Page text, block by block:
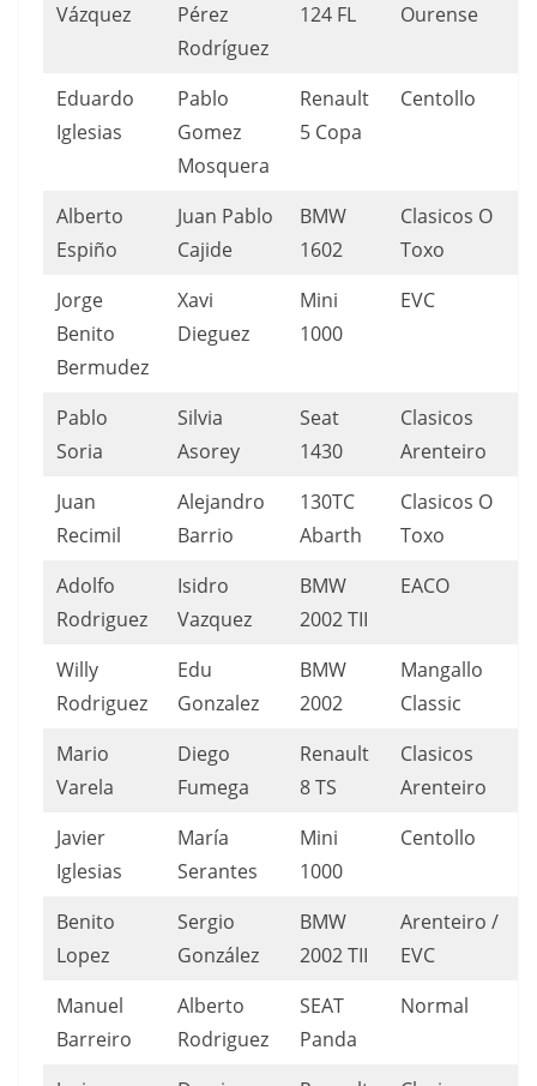
Vázquez
Pérez
Rodríguez
124 FL
Ourense
Eduardo
Iglesias
Pablo
Gomez
Mosquera
Renault
5 Copa
Centollo
Alberto
Espiño
Juan Pablo
Cajide
BMW
1602
Clasicos O
Toxo
Jorge
Benito
Bermudez
Xavi
Dieguez
Mini
1000
EVC
Pablo
Soria
Silvia
Asorey
Seat
1430
Clasicos
Arenteiro
Juan
Recimil
Alejandro
Barrio
130TC
Abarth
Clasicos O
Toxo
Adolfo
Rodriguez
Isidro
Vazquez
BMW
2002 TII
EACO
Willy
Rodriguez
Edu
Gonzalez
BMW
2002
Mangallo
Classic
Mario
Varela
Diego
Fumega
Renault
8 TS
Clasicos
Arenteiro
Javier
Iglesias
María
Serantes
Mini
1000
Centollo
Benito
Lopez
Sergio
González
BMW
2002 TII
Arenteiro /
EVC
Manuel
Barreiro
Alberto
Rodriguez
SEAT
Panda
Normal